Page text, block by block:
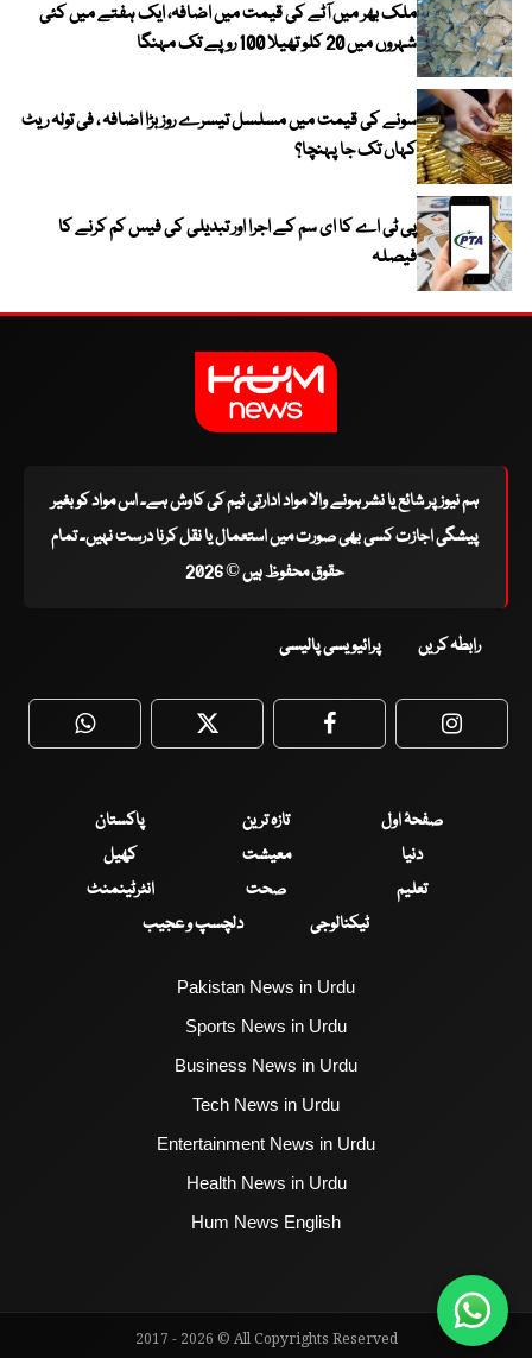
ملک بھر میں آٹے کی قیمت میں اضافہ، ایک ہفتے میں کئی
شہروں میں 20 کلو تھیلا 100 روپے تک مہنگا
سونے کی قیمت میں مسلسل تیسرے روز بڑا اضافہ ، فی تولہ ریٹ
کہاں تک جا پہنچا؟
پی ٹی اے کا ای سم کے اجرا اور تبدیلی کی فیس کم کرنے کا
فیصلہ
ہم نیوز پر شائع یا نشر ہونے والا مواد ادارتی ٹیم کی کاوش ہے۔ اس مواد کو بغیر
پیشگی اجازت کسی بھی صورت میں استعمال یا نقل کرنا درست نہیں۔ تمام
حقوق محفوظ ہیں © 2026
رابطہ کریں پرائیویسی پالیسی
WhatsApp Twitter Facebook
صفحۂ اول تازہ ترین
پاکستان
دنیا
معیشت
کھیل
تعلیم
صحت
انٹرٹینمنٹ
ٹیکنالوجی
دلچسپ و عجیب
Pakistan News in Urdu
Sports News in Urdu
Business News in Urdu
Tech News in Urdu
Entertainment News in Urdu
Health News in Urdu
Hum News English
2017 - 2026 © All Copyrights Reserved